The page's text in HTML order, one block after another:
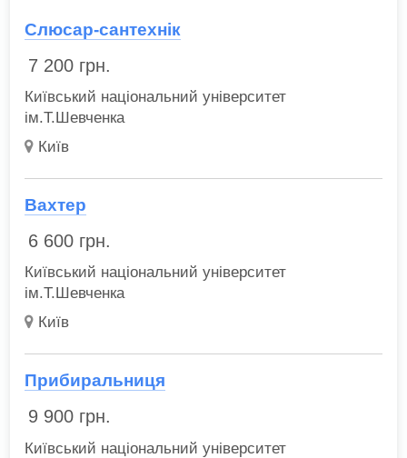
Слюсар-сантехнік
7 200 грн.
Київський національний університет
ім.Т.Шевченка
Київ
Вахтер
6 600 грн.
Київський національний університет
ім.Т.Шевченка
Київ
Прибиральниця
9 900 грн.
Київський національний університет